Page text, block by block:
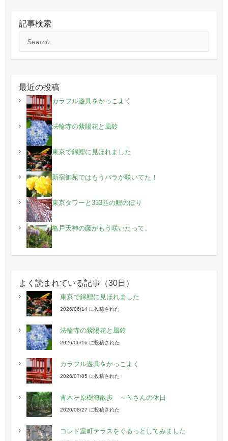
記事検索
Search
最近の投稿
カラフル遊具をかっこよく
法輪寺の紫陽花と風鈴
東京で錦鯉に見ほれました
新宿御苑ではもうバラが咲いてた！
東京タワーと333匹の鯉のぼり
亀戸天神の藤がもう咲いたって。
よく読まれている記事（30日）
東京で錦鯉に見ほれました
2026/06/14 に投稿された
法輪寺の紫陽花と風鈴
2026/06/16 に投稿された
カラフル遊具をかっこよく
2026/07/05 に投稿された
青木ヶ原樹海散歩 ～Ｎさんの休日
2020/08/27 に投稿された
コレド室町テラスをぐるっとしてみました